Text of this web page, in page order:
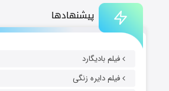
پیشنهادها
فیلم بادیگارد
فیلم دایره زنگی